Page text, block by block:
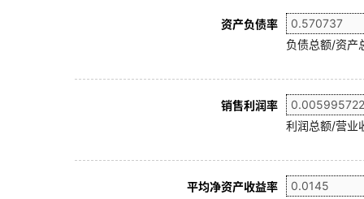
资产负债率
负债总额/资产
销售利润率
利润总额/营业
平均净资产收益率